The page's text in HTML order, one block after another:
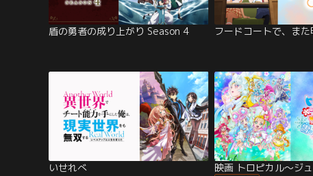
盾の勇者の成り上がり Season 4 フードコートで、また
いせれべ